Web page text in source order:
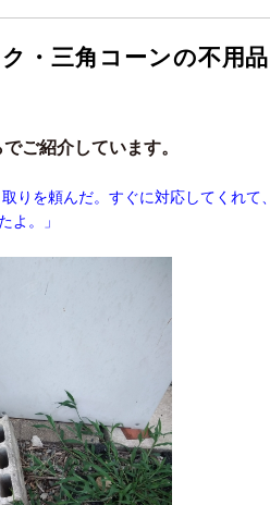
・三角コーンの不用
ご紹介しています。
りを頼んだ。すぐに対応してくれて
よ。」